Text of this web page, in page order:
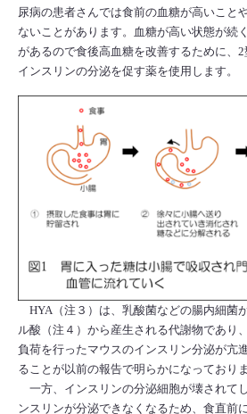
尿病の患者さんでは食前の血糖が高いこと
ないことがあります。血糖が高い状態が続
があるので食後高血糖を改善するために、
インスリンの分泌を促す薬を使用します。
HYA（注３）は、乳酸菌などの腸内細菌
ル酸（注４）から産生される代謝物であり
負荷を行ったマウスのインスリン分泌が亢
ることが以前の報告で明らかになっておりま
一方、インスリンの分泌細胞が壊されて
ンスリンが分泌できなくなるため、食直前